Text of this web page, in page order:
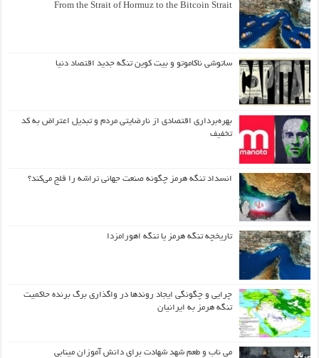
From the Strait of Hormuz to the Bitcoin Strait
ساتوشی ناکاموتو و بیت کوین تنگه جدید اقتصاد دنیا
بهره‌برداری اقتصادی از نارضایتی مردم و تبدیل اعتراض به کد
تخفیف
انسداد تنگه هرمز چگونه صنعت جهانی تراشه را فلج می‌کند؟
تاریخچه تنگه هرمز یا تنگه اهورامزدا
چرایی و چگونگی ایجاد روندها در واگذاری برگ برنده حاکمیت
تنگه هرمز به ایرانیان
می ناب و طعم شهد شهادت برای دانش آموزان مینابی